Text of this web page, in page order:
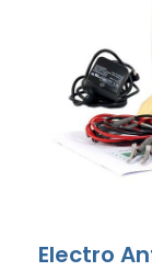
Electro